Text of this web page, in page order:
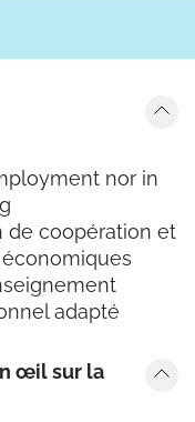
nor in
de coopération et
adapté
œil sur la